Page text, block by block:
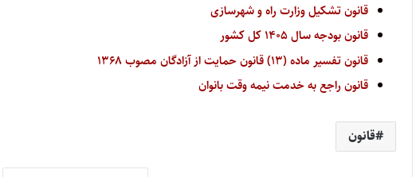
قانون تشکیل وزارت راه و شهرسازی
قانون بودجه سال ۱۴۰۵ کل کشور
قانون تفسیر ماده (۱۳) قانون حمایت از آزادگان مصوب ۱۳۶۸
قانون راجع به خدمت نیمه وقت بانوان
قانون